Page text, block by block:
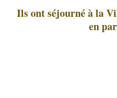
Ils ont séjourné à la
en